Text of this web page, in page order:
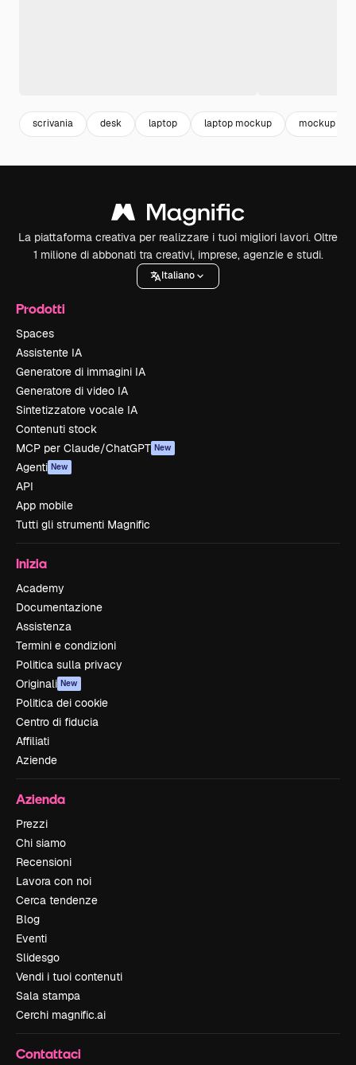
scrivania desk laptop laptop mockup mockup
La piattaforma creativa per realizzare i tuoi migliori lavori. Oltre
1 milione di abbonati tra creativi, imprese, agenzie e studi.
Italiano
Prodotti
Spaces
Assistente IA
Generatore di immagini IA
Generatore di video IA
Sintetizzatore vocale IA
Contenuti stock
MCP per Claude/ChatGPT New
Agenti New
API
App mobile
Tutti gli strumenti Magnific
Inizia
Academy
Documentazione
Assistenza
Termini e condizioni
Politica sulla privacy
Originali New
Politica dei cookie
Centro di fiducia
Affiliati
Aziende
Azienda
Prezzi
Chi siamo
Recensioni
Lavora con noi
Cerca tendenze
Blog
Eventi
Slidesgo
Vendi i tuoi contenuti
Sala stampa
Cerchi magnific.ai
Contattaci